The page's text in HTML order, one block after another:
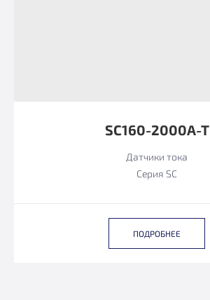
SC160-2000A-T
Датчики тока
Серия SC
ПОДРОБНЕЕ